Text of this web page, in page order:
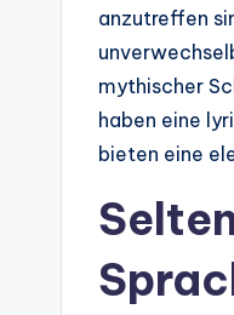
anzutreffen
mythischer
haben eine
bieten eine